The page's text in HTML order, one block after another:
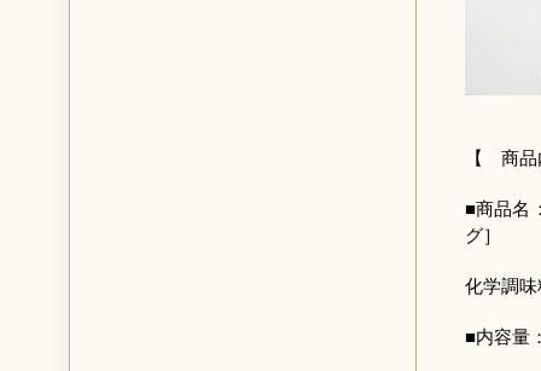
【 商
■商品名
グ］
化学調
■内容量